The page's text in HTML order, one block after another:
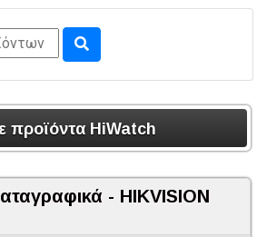
προϊόντα HiWatch
- HIKVISION